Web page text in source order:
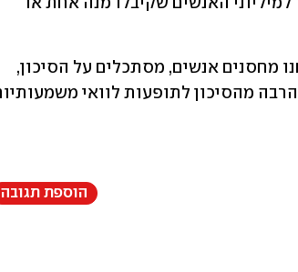
הוספת תגובה